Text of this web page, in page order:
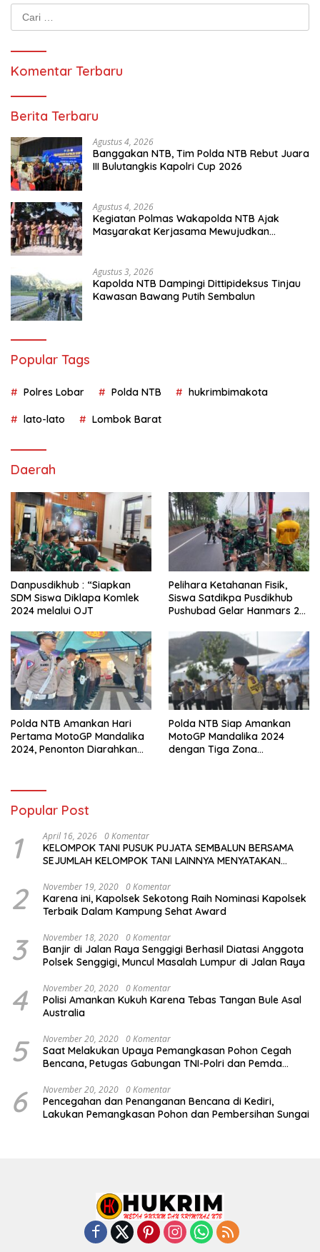
Cari
untuk:
Komentar Terbaru
Berita Terbaru
Agustus 4, 2026
Banggakan NTB, Tim Polda NTB Rebut Juara
III Bulutangkis Kapolri Cup 2026
Agustus 4, 2026
Kegiatan Polmas Wakapolda NTB Ajak
Masyarakat Kerjasama Mewujudkan
Agustus 3, 2026
Kapolda NTB Dampingi Dittipideksus Tinjau
Kawasan Bawang Putih Sembalun
Popular Tags
Polres Lobar Polda NTB hukrimbimakota
lato-lato Lombok Barat
Daerah
Danpusdikhub : “Siapkan
SDM Siswa Diklapa Komlek
2024 melalui OJT
Pelihara Ketahanan Fisik,
Siswa Satdikpa Pusdikhub
Pushubad Gelar Hanmars 25
Polda NTB Amankan Hari
Pertama MotoGP Mandalika
2024, Penonton Diarahkan
Polda NTB Siap Amankan
MotoGP Mandalika 2024
dengan Tiga Zona
Popular Post
1 April 16, 2026 0 Komentar
KELOMPOK TANI PUSUK PUJATA SEMBALUN BERSAMA
SEJUMLAH KELOMPOK TANI LAINNYA MENYATAKAN
MENYUKSESKAN PROGRAM PEMERINTAH DI SEKTOR
HORTIKULTURA, KHUSUSNYA PROGRAM BANTUAN BENIH
BAWANG PUTIH DARI APBN 2026.
2 November 19, 2020 0 Komentar
Karena ini, Kapolsek Sekotong Raih Nominasi Kapolsek
Terbaik Dalam Kampung Sehat Award
3 November 18, 2020 0 Komentar
Banjir di Jalan Raya Senggigi Berhasil Diatasi Anggota
Polsek Senggigi, Muncul Masalah Lumpur di Jalan Raya
4 November 20, 2020 0 Komentar
Polisi Amankan Kukuh Karena Tebas Tangan Bule Asal
Australia
5 November 20, 2020 0 Komentar
Saat Melakukan Upaya Pemangkasan Pohon Cegah
Bencana, Petugas Gabungan TNI-Polri dan Pemda
6 November 20, 2020 0 Komentar
Pencegahan dan Penanganan Bencana di Kediri,
Lakukan Pemangkasan Pohon dan Pembersihan Sungai